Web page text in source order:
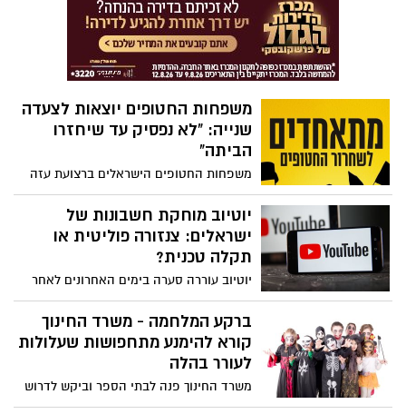
משפחות החטופים יוצאות לצעדה
שנייה: "לא נפסיק עד שיחזרו
הביתה"
משפחות החטופים הישראלים ברצועת עזה
הודיעו היום על צעדת מחאה נוספת
שתתקיים ביום רביעי 28.2.24 מגבול עזה לבית
ראש הממשלה בירושלים. הצעדה, שתתקיים
תחת הכותרת "מתאחדים לשחרור החטופים",
תימשך ארבעה ימים ותכלול טקסי הזדהות
וקריאה לאחדות.
יוטיוב מוחקת חשבונות של
ישראלים: צנזורה פוליטית או
תקלה טכנית?
יוטיוב עוררה סערה בימים האחרונים לאחר
שנודע כי החלה למחוק ללא אזהרה חשבונות
של ישראלים שמשתפים תכנים של דובר
צה"ל. לטענת החברה, מדובר בחשבונות
שפועלים בניגוד לתנאי השירות, תוך שימוש
ברקע המלחמה - משרד החינוך
קורא להימנע מתחפושות שעלולות
לעורר בהלה
משרד החינוך פנה לבתי הספר וביקש לדרוש
מהתלמידים שלא להגיע עם תחפושות